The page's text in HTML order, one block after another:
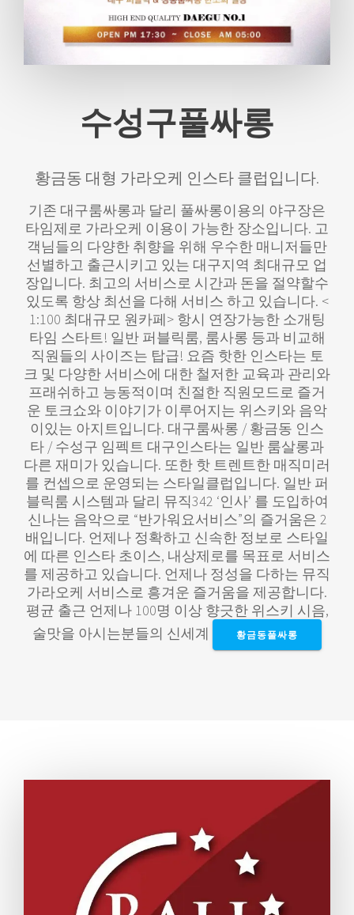
수성구풀싸롱
황금동 대형 가라오케 인스타 클럽입니다.
​기존 대구룸싸롱과 달리 풀싸롱이용의 야구장은
타임제로 가라오케 이용이 가능한 장소입니다. ​고
객님들의 다양한 취향을 위해 우수한 매니저들만
선별하고 출근시키고 있는 대구지역 최대규모 업
장입니다. 최고의 서비스로 시간과 돈을 절약할수
있도록 항상 최선을 다해 서비스 하고 있습니다. <
1:100 최대규모 원카페> 항시 연장가능한 소개팅
타임 스타트! 일반 퍼블릭룸, 룸사롱 등과 비교해
직원들의 사이즈는 탑급! 요즘 핫한 인스타는 토
크 및 다양한 서비스에 대한 철저한 교육과 관리와
프래쉬하고 능동적이며 친절한 직원모드로 즐거
운 토크쇼와 이야기가 이루어지는 위스키와 음악
이있는 아지트입니다. 대구룸싸롱 / 황금동 인스
타 / 수성구 임펙트 대구인스타는 일반 룸살롱과
다른 재미가 있습니다. 또한 핫 트렌트한 매직미러
를 컨셉으로 운영되는 스타일클럽입니다. 일반 퍼
블릭룸 시스템과 달리 뮤직342 ‘인사’ 를 도입하여
신나는 음악으로 “반가워요서비스”의 즐거움은 2
배입니다. 언제나 정확하고 신속한 정보로 스타일
에 따른 인스타 초이스, 내상제로를 목표로 서비스
를 제공하고 있습니다. 언제나 정성을 다하는 뮤직
가라오케 서비스로 흥겨운 즐거움을 제공합니다. ​
평균 출근 언제나 100명 이상 향긋한 위스키 시음,
술맛을 아시는분들의 신세계
황금동풀싸롱